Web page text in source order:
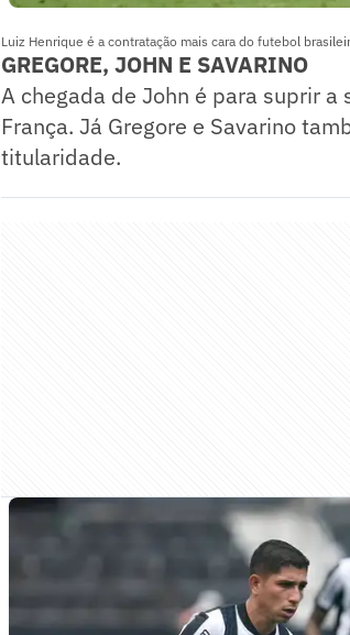
Luiz Henrique é a contratação mais cara do futebol
GREGORE, JOHN E SAVARINO
A chegada de John é para suprir a
França. Já Gregore e Savarino
titularidade.